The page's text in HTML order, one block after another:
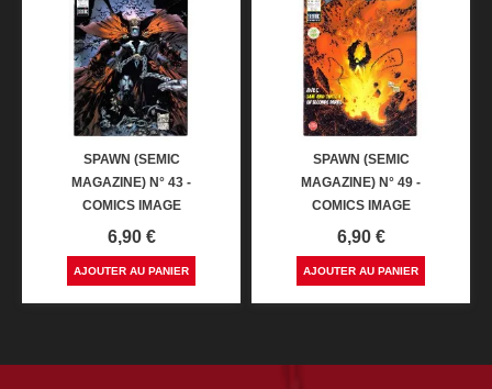
SPAWN (SEMIC
MAGAZINE) N° 43 -
COMICS IMAGE
Prix
6,90 €
AJOUTER AU PANIER
SPAWN (SEMIC
MAGAZINE) N° 49 -
COMICS IMAGE
Prix
6,90 €
AJOUTER AU PANIER